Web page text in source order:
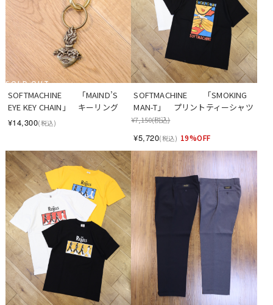
SOLD OUT
SOFTMACHINE　　「MAIND’S
EYE KEY CHAIN」　キーリング
¥14,300(税込)
SOFTMACHINE　　「SMOKING
MAN-T」　プリントティーシャツ
¥7,150(税込)
¥5,720(税込) 19%OFF